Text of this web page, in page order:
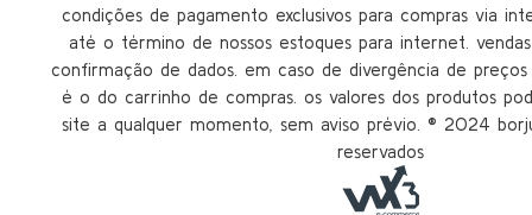
condições de pagamento exclusivos para compras via
até o término de nossos estoques para internet.
confirmação de dados. em caso de divergência de
é o do carrinho de compras. os valores dos produtos
site a qualquer momento, sem aviso prévio. ®️ 2024
reservados